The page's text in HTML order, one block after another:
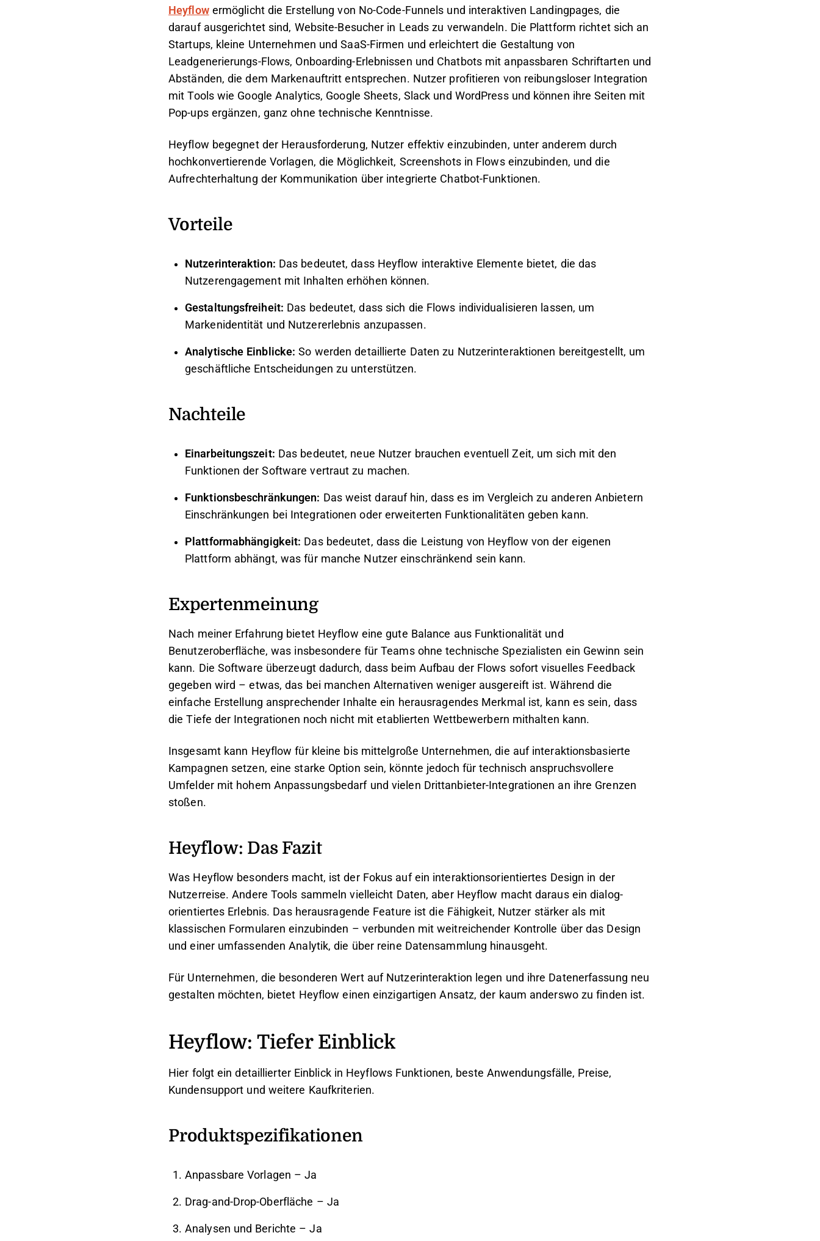
Heyflowermöglicht die Erstellung von No-Code-Funnels und interaktiven Landingpages, die
darauf ausgerichtet sind, Website-Besucher in Leads zu verwandeln. Die Plattform richtet sich an
Startups, kleine Unternehmen und SaaS-Firmen und erleichtert die Gestaltung von
Leadgenerierungs-Flows, Onboarding-Erlebnissen und Chatbots mit anpassbaren Schriftarten und
Abständen, die dem Markenauftritt entsprechen. Nutzer profitieren von reibungsloser Integration
mit Tools wie Google Analytics, Google Sheets, Slack und WordPress und können ihre Seiten mit
Pop-ups ergänzen, ganz ohne technische Kenntnisse.
Heyflow begegnet der Herausforderung, Nutzer effektiv einzubinden, unter anderem durch
hochkonvertierende Vorlagen, die Möglichkeit, Screenshots in Flows einzubinden, und die
Aufrechterhaltung der Kommunikation über integrierte Chatbot-Funktionen.
Vorteile
Nutzerinteraktion: Das bedeutet, dass Heyflow interaktive Elemente bietet, die das
Nutzerengagement mit Inhalten erhöhen können.
Gestaltungsfreiheit: Das bedeutet, dass sich die Flows individualisieren lassen, um
Markenidentität und Nutzererlebnis anzupassen.
Analytische Einblicke: So werden detaillierte Daten zu Nutzerinteraktionen bereitgestellt, um
geschäftliche Entscheidungen zu unterstützen.
Nachteile
Einarbeitungszeit: Das bedeutet, neue Nutzer brauchen eventuell Zeit, um sich mit den
Funktionen der Software vertraut zu machen.
Funktionsbeschränkungen: Das weist darauf hin, dass es im Vergleich zu anderen Anbietern
Einschränkungen bei Integrationen oder erweiterten Funktionalitäten geben kann.
Plattformabhängigkeit: Das bedeutet, dass die Leistung von Heyflow von der eigenen
Plattform abhängt, was für manche Nutzer einschränkend sein kann.
Expertenmeinung
Nach meiner Erfahrung bietet Heyflow eine gute Balance aus Funktionalität und
Benutzeroberfläche, was insbesondere für Teams ohne technische Spezialisten ein Gewinn sein
kann. Die Software überzeugt dadurch, dass beim Aufbau der Flows sofort visuelles Feedback
gegeben wird – etwas, das bei manchen Alternativen weniger ausgereift ist. Während die
einfache Erstellung ansprechender Inhalte ein herausragendes Merkmal ist, kann es sein, dass
die Tiefe der Integrationen noch nicht mit etablierten Wettbewerbern mithalten kann.
Insgesamt kann Heyflow für kleine bis mittelgroße Unternehmen, die auf interaktionsbasierte
Kampagnen setzen, eine starke Option sein, könnte jedoch für technisch anspruchsvollere
Umfelder mit hohem Anpassungsbedarf und vielen Drittanbieter-Integrationen an ihre Grenzen
stoßen.
Heyflow: Das Fazit
Was Heyflow besonders macht, ist der Fokus auf ein interaktionsorientiertes Design in der
Nutzerreise. Andere Tools sammeln vielleicht Daten, aber Heyflow macht daraus ein dialog-
orientiertes Erlebnis. Das herausragende Feature ist die Fähigkeit, Nutzer stärker als mit
klassischen Formularen einzubinden – verbunden mit weitreichender Kontrolle über das Design
und einer umfassenden Analytik, die über reine Datensammlung hinausgeht.
Für Unternehmen, die besonderen Wert auf Nutzerinteraktion legen und ihre Datenerfassung neu
gestalten möchten, bietet Heyflow einen einzigartigen Ansatz, der kaum anderswo zu finden ist.
Heyflow: Tiefer Einblick
Hier folgt ein detaillierter Einblick in Heyflows Funktionen, beste Anwendungsfälle, Preise,
Kundensupport und weitere Kaufkriterien.
Produktspezifikationen
Anpassbare Vorlagen – Ja
Drag-and-Drop-Oberfläche – Ja
Analysen und Berichte – Ja